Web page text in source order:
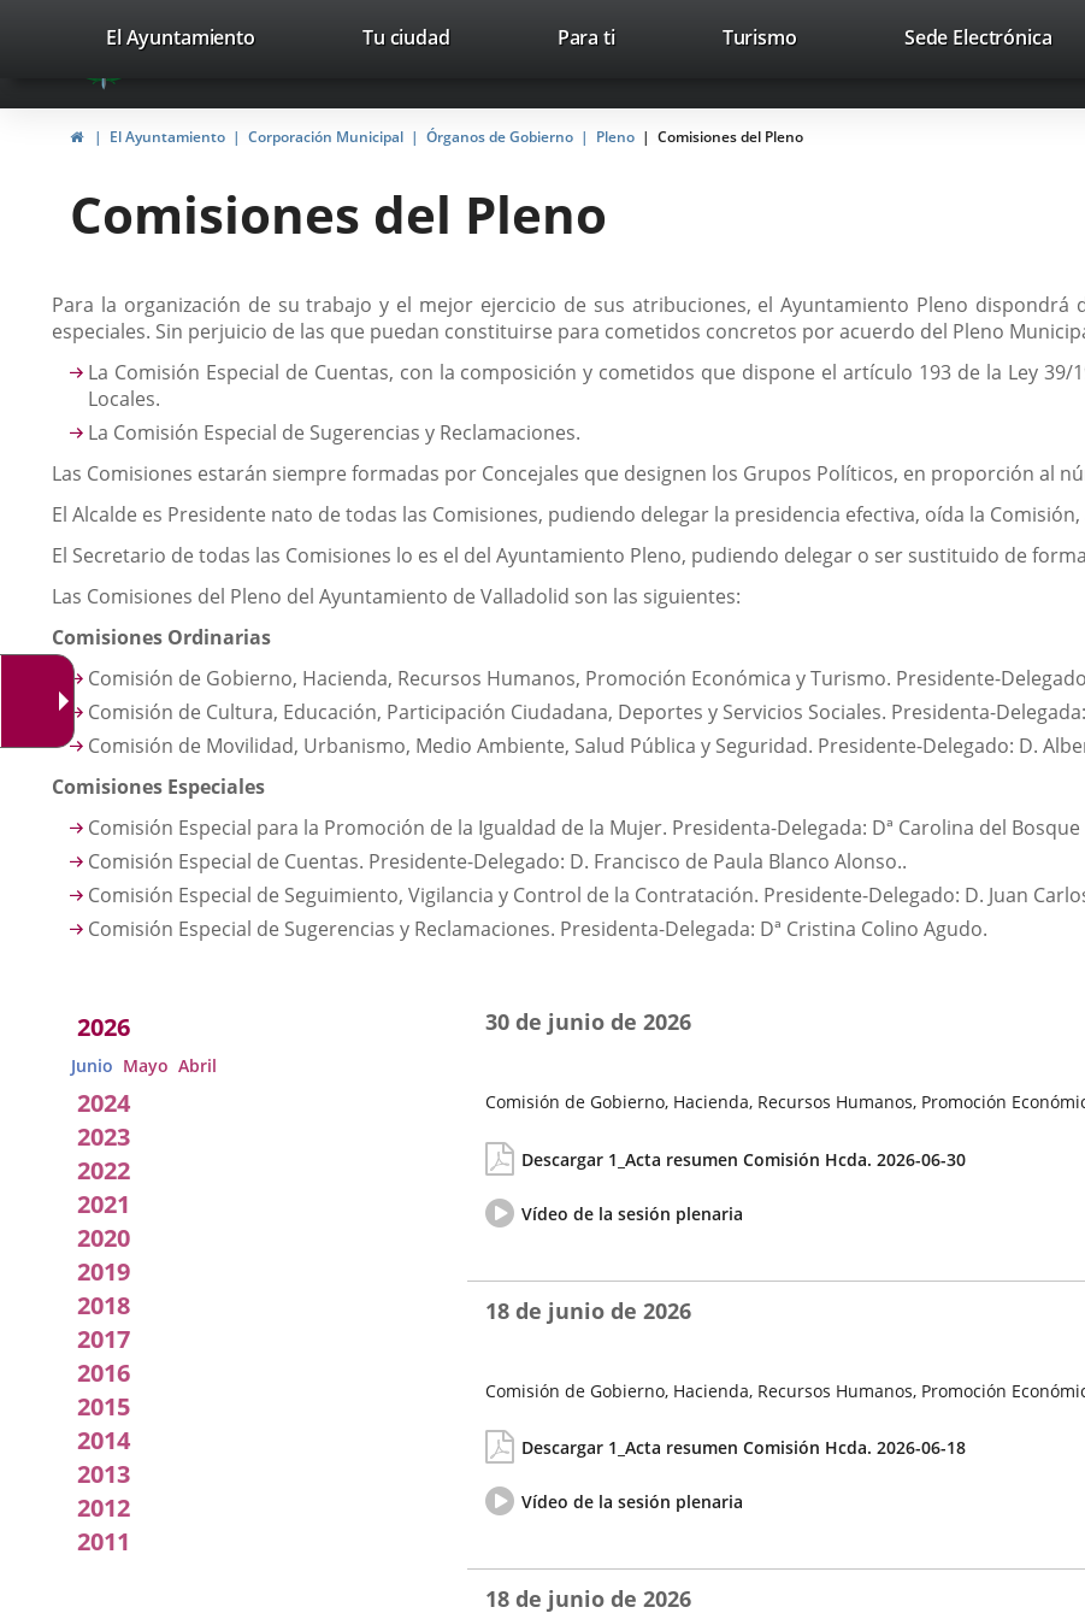
Portal
Web
del
avaTop Trabaja con nosotros Contacto
valladolid.es
El Ayuntamiento Tu ciudad Para ti TurismoEste
abrirá
en
Sede Electrónica
InicioEl Ayuntamiento Corporación Municipal Órganos de Gobierno Pleno Comisiones del Pleno
Comisiones del Pleno
Descripción
Para la organización de su trabajo y el mejor ejercicio de sus atribuciones, el Ayuntamiento Pleno
especiales. Sin perjuicio de las que puedan constituirse para cometidos concretos por acuerdo del Pleno
La Comisión Especial de Cuentas, con la composición y cometidos que dispone el artículo 193 de la Ley
Locales.
La Comisión Especial de Sugerencias y Reclamaciones.
Las Comisiones estarán siempre formadas por Concejales que designen los Grupos Políticos, en proporción al
El Alcalde es Presidente nato de todas las Comisiones, pudiendo delegar la presidencia efectiva, oída la
El Secretario de todas las Comisiones lo es el del Ayuntamiento Pleno, pudiendo delegar o ser sustituido de
Las Comisiones del Pleno del Ayuntamiento de Valladolid son las siguientes:
Comisiones Ordinarias
Comisión de Gobierno, Hacienda, Recursos Humanos, Promoción Económica y Turismo. Presidente-
Comisión de Cultura, Educación, Participación Ciudadana, Deportes y Servicios Sociales. Presidenta-
Comisión de Movilidad, Urbanismo, Medio Ambiente, Salud Pública y Seguridad. Presidente-Delegado: D.
Comisiones Especiales
Comisión Especial para la Promoción de la Igualdad de la Mujer. Presidenta-Delegada: Dª Carolina del Bosque
Comisión Especial de Cuentas. Presidente-Delegado: D. Francisco de Paula Blanco Alonso..
Comisión Especial de Seguimiento, Vigilancia y Control de la Contratación. Presidente-Delegado: D. Juan
Comisión Especial de Sugerencias y Reclamaciones. Presidenta-Delegada: Dª Cristina Colino Agudo.
Acuerdos
adoptados
por
la
Comisión
2026
Junio Mayo Abril
2024
2023
2022
2021
2020
2019
2018
2017
2016
2015
2014
2013
2012
2011
Comisión de Gobierno, Hacienda, Recursos Humanos, Promoción
de
la
Sesión
30 de junio de 2026
Descargar 1_Acta resumen Comisión Hcda. 2026-06-30
Vídeo
del
Vídeo de la sesión plenariaEnlace
aplicación
Comisión de Gobierno, Hacienda, Recursos Humanos, Promoción
de
la
Sesión
18 de junio de 2026
Descargar 1_Acta resumen Comisión Hcda. 2026-06-18
Vídeo
del
Vídeo de la sesión plenariaEnlace
aplicación
18 de junio de 2026